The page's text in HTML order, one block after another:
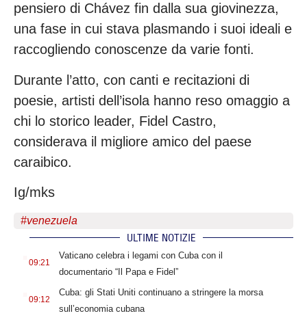
pensiero di Chávez fin dalla sua giovinezza,
una fase in cui stava plasmando i suoi ideali e
raccogliendo conoscenze da varie fonti.
Durante l’atto, con canti e recitazioni di
poesie, artisti dell’isola hanno reso omaggio a
chi lo storico leader, Fidel Castro,
considerava il migliore amico del paese
caraibico.
Ig/mks
#venezuela
ULTIME NOTIZIE
09:21
Vaticano celebra i legami con Cuba con il
documentario “Il Papa e Fidel”
09:12
Cuba: gli Stati Uniti continuano a stringere la morsa
sull’economia cubana